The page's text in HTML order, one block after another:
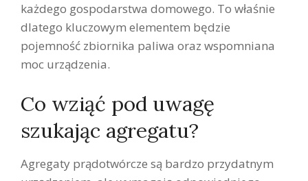
każdego gospodarstwa domowego. To właśnie
dlatego kluczowym elementem będzie
pojemność zbiornika paliwa oraz wspomniana
moc urządzenia.
Co wziąć pod uwagę
szukając agregatu?
Agregaty prądotwórcze są bardzo przydatnym